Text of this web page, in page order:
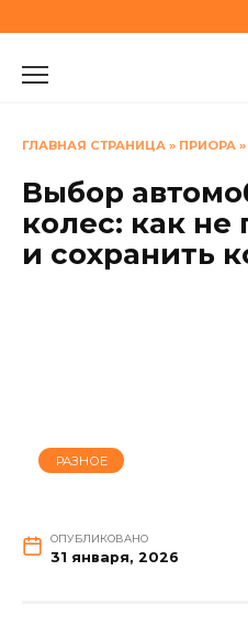
к
содержанию
ГЛАВНАЯ СТРАНИЦА » ПРИОРА »
Выбор
колес: как не
и сохранить
РАЗНОЕ
ОПУБЛИКОВАНО
31 января, 2026